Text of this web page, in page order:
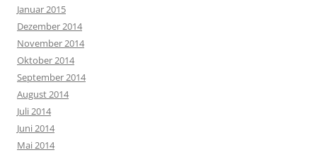
Januar 2015
Dezember 2014
November 2014
Oktober 2014
September 2014
August 2014
Juli 2014
Juni 2014
Mai 2014